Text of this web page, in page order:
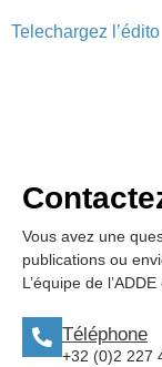
Telechargez l’édito
Vous avez une
publications ou
L’équipe de
Téléphone
+32 (0)2 227